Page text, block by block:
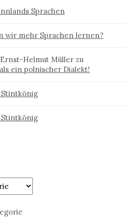
Sprachen
wir mehr Sprachen lernen?
Helmut Müller zu
ein polnischer Dialekt!